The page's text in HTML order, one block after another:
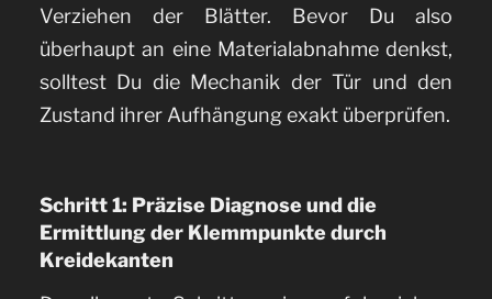
Verziehen der Blätter. Bevor Du also
überhaupt an eine Materialabnahme denkst,
solltest Du die Mechanik der Tür und den
Zustand ihrer Aufhängung exakt überprüfen.
Schritt 1: Präzise Diagnose und die
Ermittlung der Klemmpunkte durch
Kreidekanten